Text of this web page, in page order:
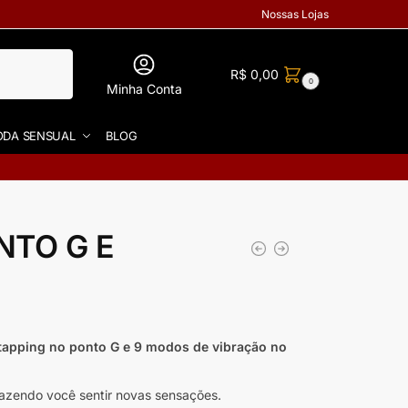
Nossas Lojas
Minha Conta
R$ 0,00 0
SENSUAL BLOG
G E
no ponto G e 9 modos de vibração no
você sentir novas sensações.